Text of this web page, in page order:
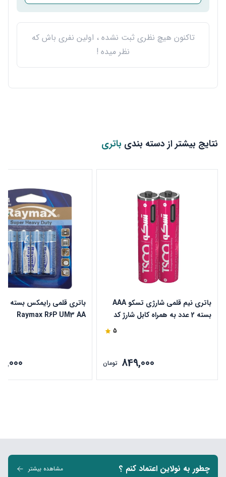
تاکنون هیچ نظری ثبت نشده ، اولین نفری باش که
نظر میده !
نتایج بیشتر از دسته بندی باتری
باتری نیم قلمی شارژی تسکو AAA
بسته 2 عدد به همراه کابل شارژ کد
5
849,000 تومان
Raymax R6P UM3 AA
چطور به نولاین اعتماد کنم ؟ مشاهده بیشتر